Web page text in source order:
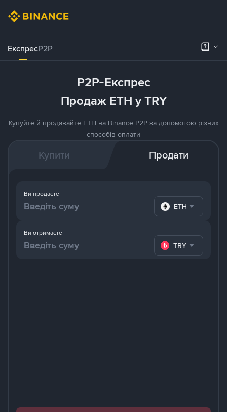
ЕкспресP2P
P2P-Експрес
Продаж ETH у TRY
Купуйте й продавайте ETH на Binance P2P за допомогою різних
способів оплати
Купити Продати
Ви отримаєте
TRY
Ви продаєте
ETH